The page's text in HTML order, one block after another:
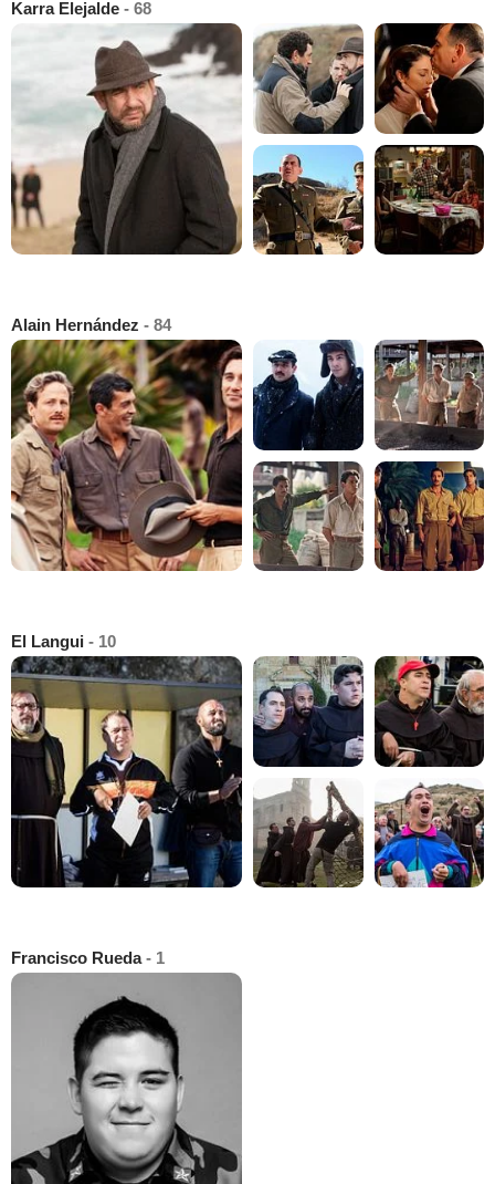
Karra Elejalde - 68
Alain Hernández - 84
El Langui - 10
Francisco Rueda- 1